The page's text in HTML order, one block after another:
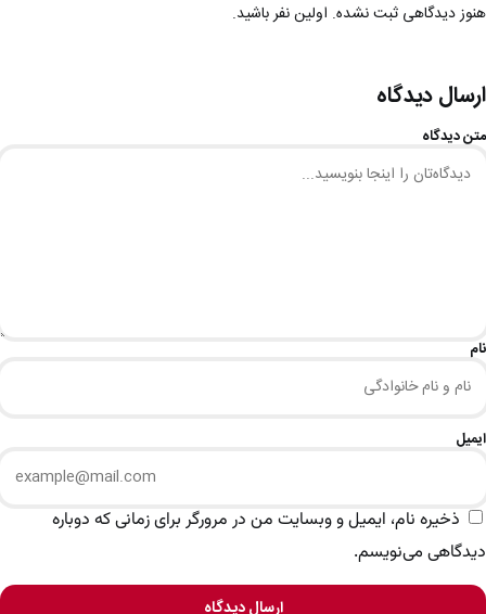
هنوز دیدگاهی ثبت نشده. اولین نفر باشید.
ارسال دیدگاه
متن دیدگاه
نام
ایمیل
ذخیره نام، ایمیل و وبسایت من در مرورگر برای زمانی که دوباره
دیدگاهی می‌نویسم.
ارسال دیدگاه